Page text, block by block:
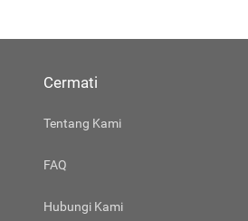
Cermati
Tentang Kami
FAQ
Hubungi Kami